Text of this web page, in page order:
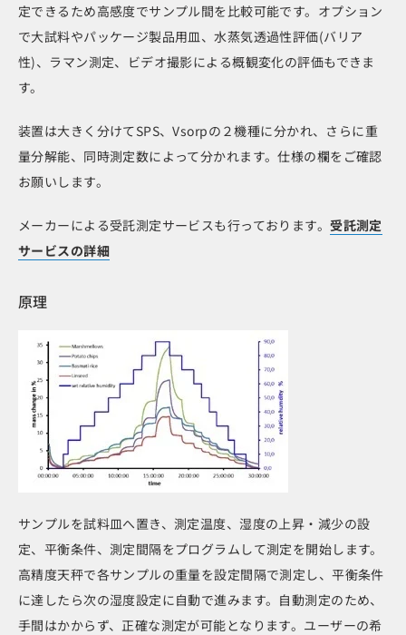
定できるため高感度でサンプル間を比較可能です。オプション
で大試料やパッケージ製品用皿、水蒸気透過性評価(バリア
性)、ラマン測定、ビデオ撮影による概観変化の評価もできま
す。
装置は大きく分けてSPS、Vsorpの２機種に分かれ、さらに重
量分解能、同時測定数によって分かれます。仕様の欄をご確認
お願いします。
メーカーによる受託測定サービスも行っております。受託測定
サービスの詳細
原理
サンプルを試料皿へ置き、測定温度、湿度の上昇・減少の設
定、平衡条件、測定間隔をプログラムして測定を開始します。
高精度天秤で各サンプルの重量を設定間隔で測定し、平衡条件
に達したら次の湿度設定に自動で進みます。自動測定のため、
手間はかからず、正確な測定が可能となります。ユーザーの希